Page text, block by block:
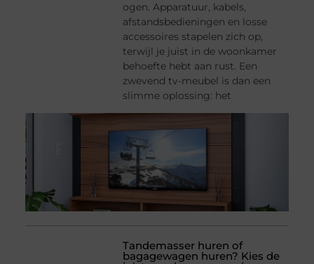
ogen. Apparatuur, kabels,
afstandsbedieningen en losse
accessoires stapelen zich op,
terwijl je juist in de woonkamer
behoefte hebt aan rust. Een
zwevend tv-meubel is dan een
slimme oplossing: het
Tandemasser huren of
bagagewagen huren? Kies de